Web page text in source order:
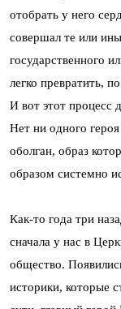
отобрать у него
совершал те или
государственного
легко превратить,
И вот этот процесс
Нет ни одного
оболган, образ
образом системно
Как-то года три
сначала у нас в
общество.
историки, которые